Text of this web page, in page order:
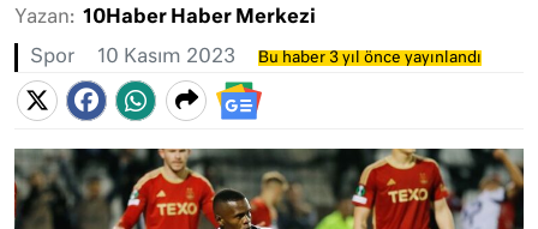
Yazan: 10Haber Haber Merkezi
Spor 10 Kasım 2023 Bu haber 3 yıl önce yayınlandı